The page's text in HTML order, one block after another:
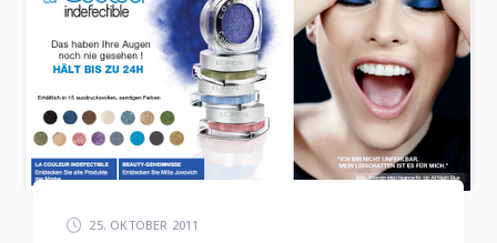
25. OKTOBER 2011